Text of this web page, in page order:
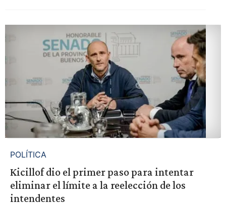
POLÍTICA
Kicillof dio el primer paso para intentar
eliminar el límite a la reelección de los
intendentes